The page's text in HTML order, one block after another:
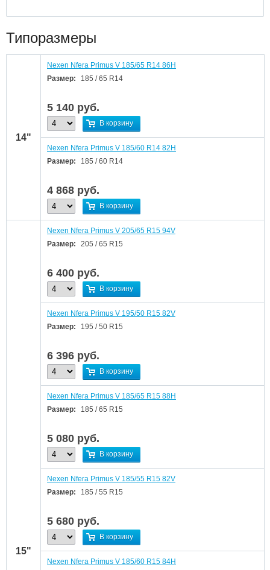
Типоразмеры
14"
Nexen Nfera Primus V 185/65 R14 86H
Размер:
185 / 65 R14
5 140 руб.
В корзину
Nexen Nfera Primus V 185/60 R14 82H
Размер:
185 / 60 R14
4 868 руб.
В корзину
15"
Nexen Nfera Primus V 205/65 R15 94V
Размер:
205 / 65 R15
6 400 руб.
В корзину
Nexen Nfera Primus V 195/50 R15 82V
Размер:
195 / 50 R15
6 396 руб.
В корзину
Nexen Nfera Primus V 185/65 R15 88H
Размер:
185 / 65 R15
5 080 руб.
В корзину
Nexen Nfera Primus V 185/55 R15 82V
Размер:
185 / 55 R15
5 680 руб.
В корзину
Nexen Nfera Primus V 185/60 R15 84H